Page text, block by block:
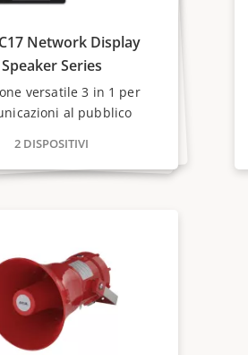
Network Display
Speaker Series
2 DISPOSITIVI
versatile 3 in 1 per
al pubblico